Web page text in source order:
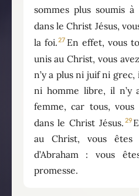
sommes plus soumis à
dans le Christ Jésus,
la foi.27 En effet, vous
unis au Christ, vous
n’y a plus ni juif ni grec,
ni homme libre, il n’y
femme, car tous, vous
dans le Christ Jésus. 29
au Christ, vous êtes
d’Abraham : vous
promesse.